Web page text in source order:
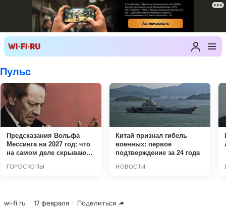
wi-fi.ru 17 февраля Поделиться